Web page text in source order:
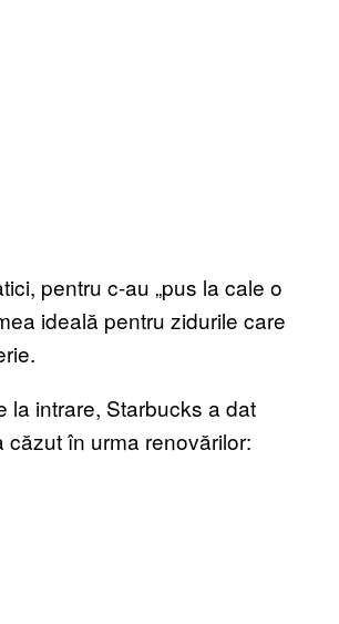
pentru c-au „pus la cale o
ideală pentru zidurile care
la intrare, Starbucks a dat
în urma renovărilor: